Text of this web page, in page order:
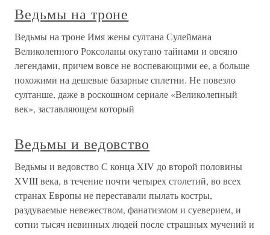
Ведьмы на троне
Ведьмы на троне Имя жены султана Сулеймана
Великолепного Роксоланы окутано тайнами и овеяно
легендами, причем вовсе не воспевающими ее, а больше
похожими на дешевые базарные сплетни. Не повезло
султанше, даже в роскошном сериале «Великолепный
век», заставляющем который
Ведьмы и ведовство
Ведьмы и ведовство С конца XIV до второй половины
XVIII века, в течение почти четырех столетий, во всех
странах Европы не переставали пылать костры,
раздуваемые невежеством, фанатизмом и суеверием, и
сотни тысяч невинных людей после страшных мучений и